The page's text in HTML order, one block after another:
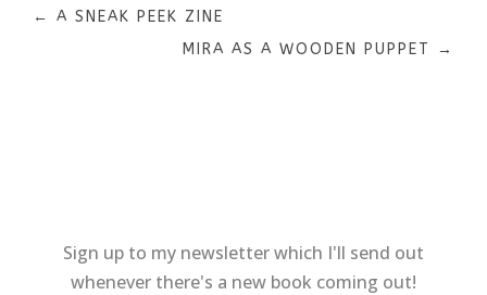
←A SNEAK PEEK ZINE
MIRA AS A WOODEN PUPPET
→
Sign up to my newsletter which I'll send out
whenever there's a new book coming out!